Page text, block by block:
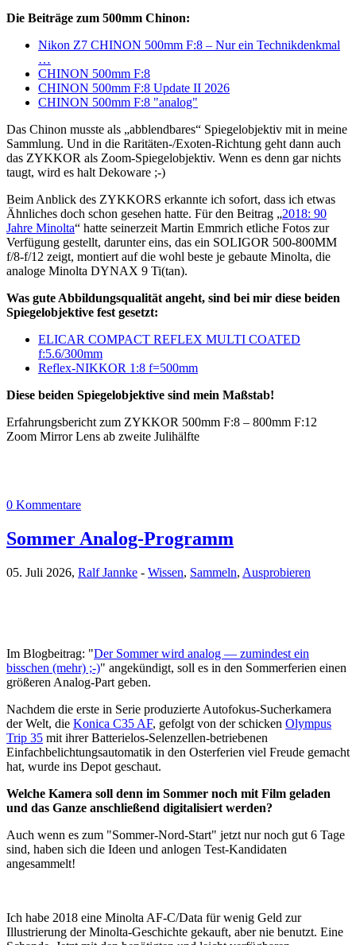
Die Beiträge zum 500mm Chinon:
Nikon Z7 CHINON 500mm F:8 – Nur ein Technikdenkmal
…
CHINON 500mm F:8
CHINON 500mm F:8 Update II 2026
CHINON 500mm F:8 "analog"
Das Chinon musste als „abblendbares“ Spiegelobjektiv mit in meine
Sammlung. Und in die Raritäten-/Exoten-Richtung geht dann auch
das ZYKKOR als Zoom-Spiegelobjektiv. Wenn es denn gar nichts
taugt, wird es halt Dekoware ;-)
Beim Anblick des ZYKKORS erkannte ich sofort, dass ich etwas
Ähnliches doch schon gesehen hatte. Für den Beitrag „2018: 90
Jahre Minolta“ hatte seinerzeit Martin Emmrich etliche Fotos zur
Verfügung gestellt, darunter eins, das ein SOLIGOR 500-800MM
f/8-f/12 zeigt, montiert auf die wohl beste je gebaute Minolta, die
analoge Minolta DYNAX 9 Ti(tan).
Was gute Abbildungsqualität angeht, sind bei mir diese beiden
Spiegelobjektive fest gesetzt:
ELICAR COMPACT REFLEX MULTI COATED
f:5.6/300mm
Reflex-NIKKOR 1:8 f=500mm
Diese beiden Spiegelobjektive sind mein Maßstab!
Erfahrungsbericht zum ZYKKOR 500mm F:8 – 800mm F:12
Zoom Mirror Lens ab zweite Julihälfte
0 Kommentare
Sommer Analog-Programm
05. Juli 2026, Ralf Jannke - Wissen, Sammeln, Ausprobieren
Im Blogbeitrag: "Der Sommer wird analog — zumindest ein
bisschen (mehr) ;-)" angekündigt, soll es in den Sommerferien einen
größeren Analog-Part geben.
Nachdem die erste in Serie produzierte Autofokus-Sucherkamera
der Welt, die Konica C35 AF, gefolgt von der schicken Olympus
Trip 35 mit ihrer Batterielos-Selenzellen-betriebenen
Einfachbelichtungsautomatik in den Osterferien viel Freude gemacht
hat, wurde ins Depot geschaut.
Welche Kamera soll denn im Sommer noch mit Film geladen
und das Ganze anschließend digitalisiert werden?
Auch wenn es zum "Sommer-Nord-Start" jetzt nur noch gut 6 Tage
sind, haben sich die Ideen und anlogen Test-Kandidaten
angesammelt!
Ich habe 2018 eine Minolta AF-C/Data für wenig Geld zur
Illustrierung der Minolta-Geschichte gekauft, aber nie benutzt. Eine